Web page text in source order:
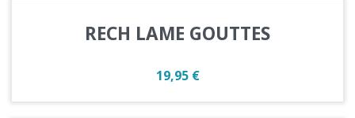
RECH LAME GOUTTES
Prix
19,95 €